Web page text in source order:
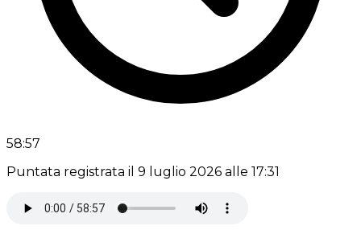
58:57
Puntata registrata il 9 luglio 2026 alle 17:31